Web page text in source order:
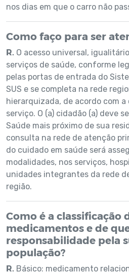
nos dias em que o carro não
Como faço para ser
R. O acesso universal,
serviços de saúde, conforme
pelas portas de entrada do
SUS e se completa na rede
hierarquizada, de acordo com
serviço. O (a) cidadão (a) deve
Saúde mais próximo de sua
consulta na rede de atenção
do cuidado em saúde será
modalidades, nos serviços,
unidades integrantes da rede
região.
Como é a classificação
medicamentos e de
responsabilidade pela
população?
R. Básico: medicamento